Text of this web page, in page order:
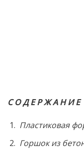
С О Д Е Р Ж А Н И Е
Пластиковая
Горшок из